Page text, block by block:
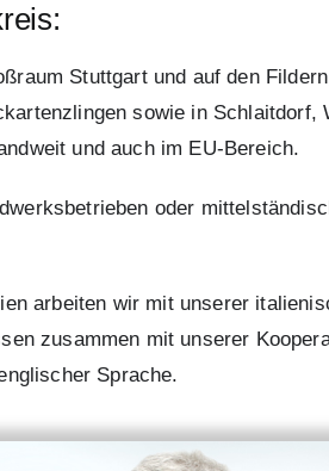
Stuttgart und auf den
sowie in
und auch im EU-Bereich.
oder
arbeiten wir mit unserer
zusammen mit unserer
Sprache.